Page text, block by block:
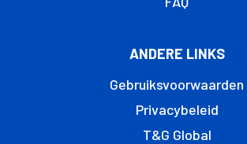
ANDERE LINKS
Gebruiksvoorwaarden
Privacybeleid
T&G Global